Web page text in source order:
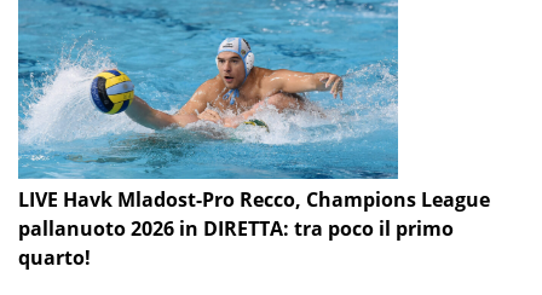
LIVE Havk Mladost-Pro Recco, Champions League
pallanuoto 2026 in DIRETTA: tra poco il primo
quarto!